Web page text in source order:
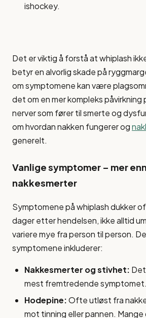
ishockey.
Det er viktig å forstå at whiplash
betyr en alvorlig skade på
om symptomene kan være
det om en mer kompleks påvirkning
nerver som fører til smerte og
om hvordan nakken fungerer og
generelt.
Vanlige symptomer – mer
nakkesmerter
Symptomene på whiplash dukker
dager etter hendelsen, ikke alltid
variere mye fra person til person.
symptomene inkluderer:
Nakkesmerter og stivhet:
mest fremtredende symptomet.
Hodepine:Ofte utløst fra
mot tinning eller pannen.